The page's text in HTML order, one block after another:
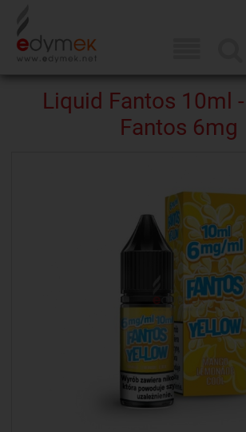
Liquid Fantos 10ml
Fantos 6mg